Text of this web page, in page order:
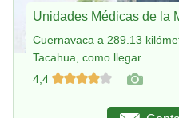
Unidades Médicas de la
Cuernavaca a 289.13
Tacahua, como llegar
4,4